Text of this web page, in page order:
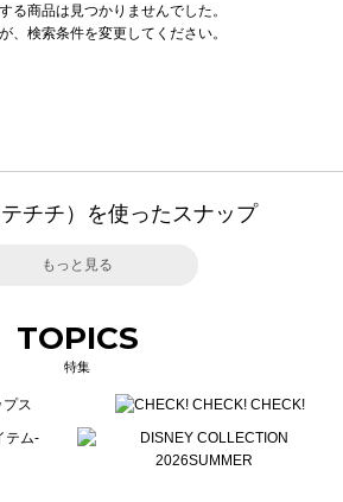
る商品は見つかりませんでした。
、検索条件を変更してください。
チチ）を使ったスナップ
もっと見る
TOPICS
特集